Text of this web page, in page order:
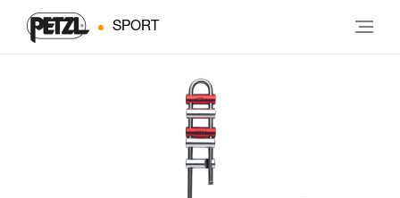
SPORT